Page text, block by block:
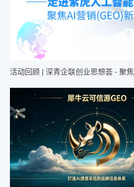
活动回顾 | 深青企联创业思想荟 - 聚